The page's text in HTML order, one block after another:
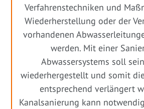
Verfahrenstechniken und
Wiederherstellung oder der
vorhandenen
werden. Mit einer
Abwassersystems soll
wiederhergestellt und somit
entsprechend verlängert
Kanalsanierung kann